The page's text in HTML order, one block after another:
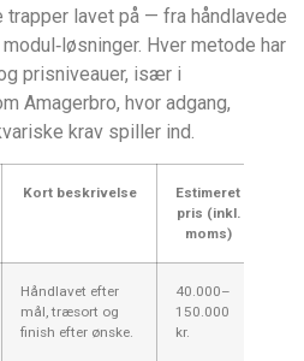
lavet på — fra håndlavede
Hver metode har
prisniveauer, især i
Amagerbro, hvor adgang,
krav spiller ind.
Kort beskrivelse
Estimeret
pris (inkl.
moms)
Håndlavet efter
mål, træsort og
finish efter ønske.
40.000–
150.000
kr.